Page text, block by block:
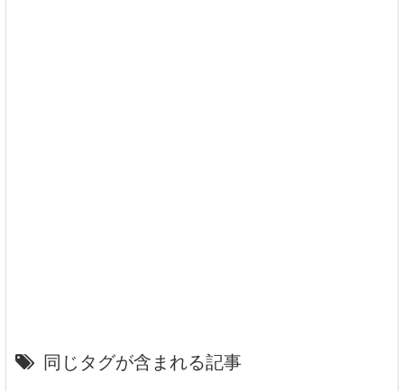
同じタグが含まれる記事